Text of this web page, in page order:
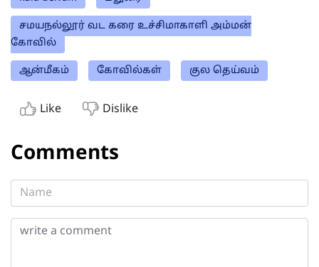
சமயநல்லூர் வட கரை உச்சிமாகாளி அம்மன்
கோவில்
ஆன்மீகம் கோவில்கள் குல தெய்வம்
Like Dislike
Comments